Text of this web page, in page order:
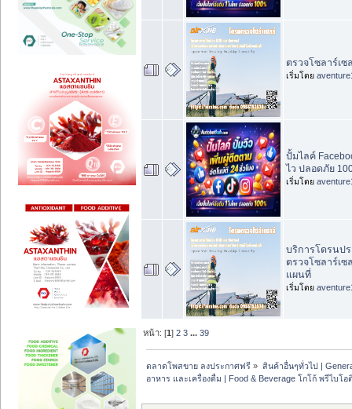
ตรวจโซลาร์เซ
เริ่มโดย
ปั้มไลค์
ไว ปลอดภัย
เริ่มโดย
บริการโดรนปร
ตรวจโซลาร์เซ
แผนที่
เริ่มโดย
หน้า: [1]2 3 ...39
ตลาดโพสขาย ลงประกาศฟรี » สินค้าอื่นๆทั่วไป |
อาหาร และเครื่องดื่ม | Food & Beverage โกโก้ พรีไบโ